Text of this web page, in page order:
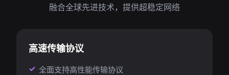
融合全球先进技术，提供超稳定网络
高速传输协议
全面支持高性能传输协议